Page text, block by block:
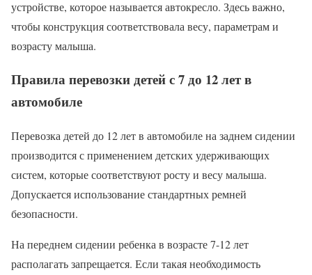
устройстве, которое называется автокресло. Здесь важно,
чтобы конструкция соответствовала весу, параметрам и
возрасту малыша.
Правила перевозки детей с 7 до 12 лет в
автомобиле
Перевозка детей до 12 лет в автомобиле на заднем сидении
производится с применением детских удерживающих
систем, которые соответствуют росту и весу малыша.
Допускается использование стандартных ремней
безопасности.
На переднем сидении ребенка в возрасте 7-12 лет
располагать запрещается. Если такая необходимость